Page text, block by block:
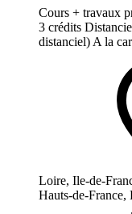
Cours + travaux
3 crédits
distanciel) A la
Loire, Ile-de-
Hauts-de-France,